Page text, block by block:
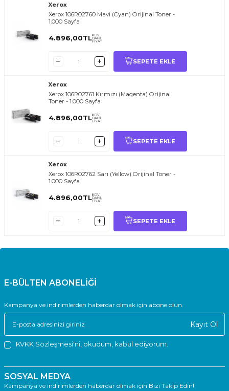
Xerox
Xerox 106R02760 Mavi (Cyan) Orijinal Toner -
1.000 Sayfa
4.896,00TLKDV
DAHİL
FİYATI
SEPETE EKLE
Xerox
Xerox 106R02761 Kırmızı (Magenta) Orijinal
Toner - 1.000 Sayfa
4.896,00TLKDV
DAHİL
FİYATI
SEPETE EKLE
Xerox
Xerox 106R02762 Sarı (Yellow) Orijinal Toner -
1.000 Sayfa
4.896,00TLKDV
DAHİL
FİYATI
SEPETE EKLE
E-BÜLTEN ABONELİĞİ
Kampanya ve indirimlerden haberdar olmak için abone olun.
Kayıt Ol
KVKK Sözleşmesi'ni , okudum, kabul ediyorum.
SOSYAL MEDYA
Kampanya ve indirimlerden haberdar olmak için Bizi Takip Edin!